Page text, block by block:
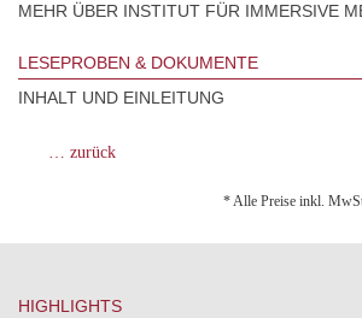
MEHR ÜBER INSTITUT FÜR IMMERSIVE
LESEPROBEN & DOKUMENTE
INHALT UND EINLEITUNG
… zurück
* Alle Preise inkl.
HIGHLIGHTS